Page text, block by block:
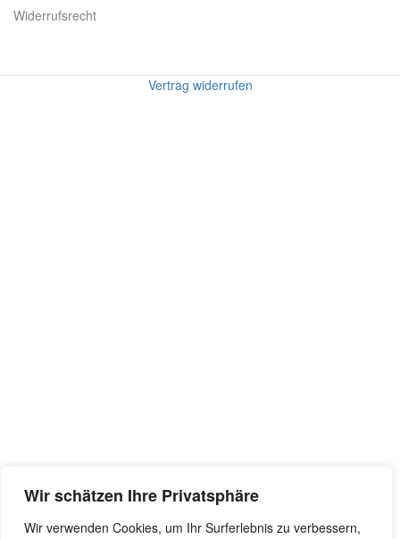
Wir schätzen Ihre Privatsphäre
Wir verwenden Cookies, um Ihr Surferlebnis zu verbessern,
Widerrufsrecht
Vertrag widerrufen